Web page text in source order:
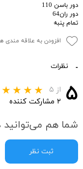
دور باسن 110
دور ران64
تمام پنبه
افزودن به علاقه مندی
نظرات
۵ از ۵
۲ مشارکت کننده
شما هم می‌توانید
ثبت نظر